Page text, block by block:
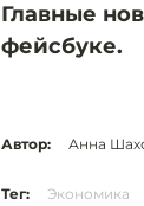
Главные
фейсбуке.
Автор: Анна
Тег: Экономика